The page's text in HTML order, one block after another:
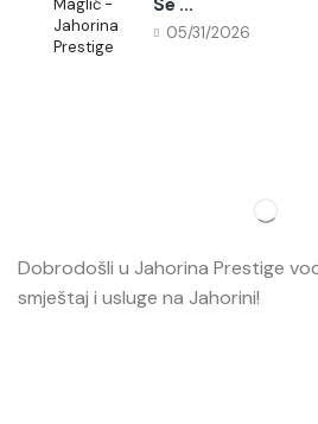
05/31/2026
Dobrodošli u Jahorina Prestige
smještaj i usluge na Jahorini!